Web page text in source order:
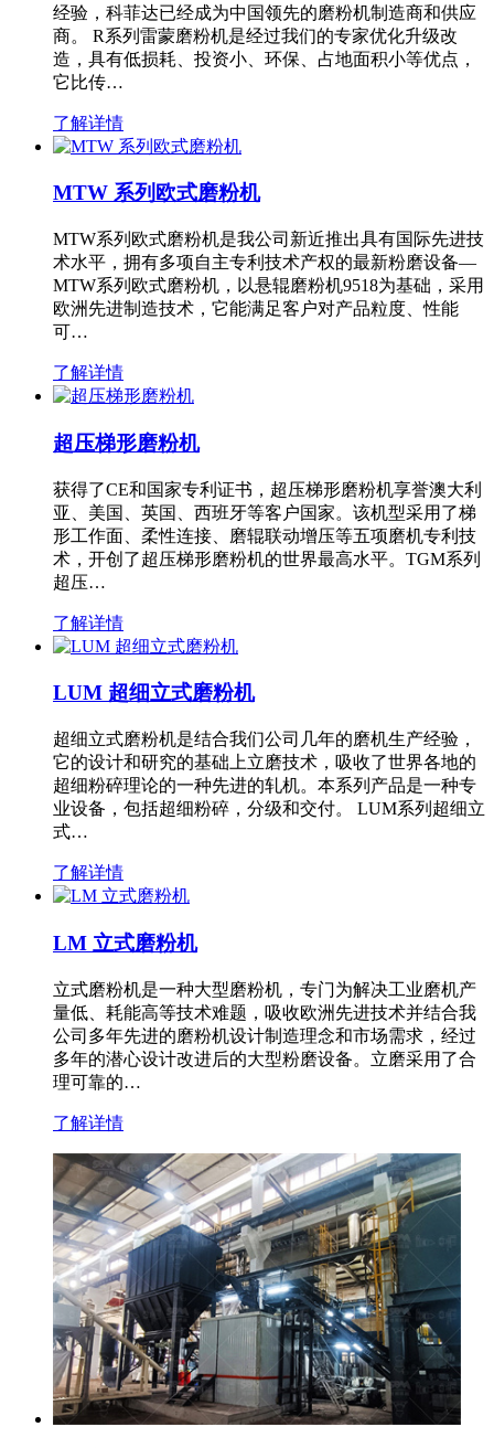
经验，科菲达已经成为中国领先的磨粉机制造商和供应
商。 R系列雷蒙磨粉机是经过我们的专家优化升级改
造，具有低损耗、投资小、环保、占地面积小等优点，
它比传…
了解详情
MTW 系列欧式磨粉机
MTW系列欧式磨粉机是我公司新近推出具有国际先进技
术水平，拥有多项自主专利技术产权的最新粉磨设备—
MTW系列欧式磨粉机，以悬辊磨粉机9518为基础，采用
欧洲先进制造技术，它能满足客户对产品粒度、性能
可…
了解详情
超压梯形磨粉机
获得了CE和国家专利证书，超压梯形磨粉机享誉澳大利
亚、美国、英国、西班牙等客户国家。该机型采用了梯
形工作面、柔性连接、磨辊联动增压等五项磨机专利技
术，开创了超压梯形磨粉机的世界最高水平。TGM系列
超压…
了解详情
LUM 超细立式磨粉机
超细立式磨粉机是结合我们公司几年的磨机生产经验，
它的设计和研究的基础上立磨技术，吸收了世界各地的
超细粉碎理论的一种先进的轧机。本系列产品是一种专
业设备，包括超细粉碎，分级和交付。 LUM系列超细立
式…
了解详情
LM 立式磨粉机
立式磨粉机是一种大型磨粉机，专门为解决工业磨机产
量低、耗能高等技术难题，吸收欧洲先进技术并结合我
公司多年先进的磨粉机设计制造理念和市场需求，经过
多年的潜心设计改进后的大型粉磨设备。立磨采用了合
理可靠的…
了解详情